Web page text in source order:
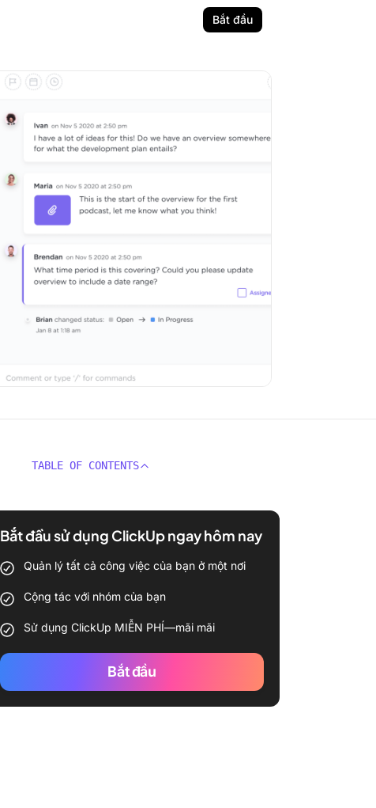
Bắt đầu
TABLE OF CONTENTS
Bắt đầu sử dụng ClickUp ngay hôm nay
Quản lý tất cả công việc của bạn ở một nơi
Cộng tác với nhóm của bạn
Sử dụng ClickUp MIỄN PHÍ—mãi mãi
Bắt đầu